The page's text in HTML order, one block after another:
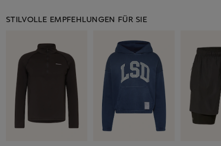
STILVOLLE EMPFEHLUNGEN FÜR SIE